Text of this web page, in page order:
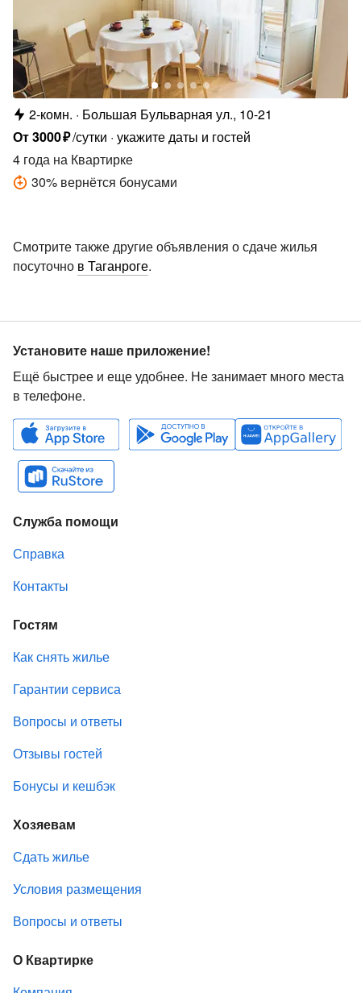
2-комн.
Большая Бульварная ул., 10-21
От3000₽/сутки укажите даты и гостей
4 года на Квартирке
30% вернётся бонусами
Смотрите также другие объявления о сдаче жилья
посуточно в Таганроге.
Установите наше приложение!
Ещё быстрее и еще удобнее. Не занимает много места
в телефоне.
Служба помощи
Справка
Контакты
Гостям
Как снять жилье
Гарантии сервиса
Вопросы и ответы
Отзывы гостей
Бонусы и кешбэк
Хозяевам
Сдать жилье
Условия размещения
Вопросы и ответы
О Квартирке